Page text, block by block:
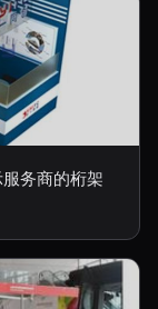
务商的桁架